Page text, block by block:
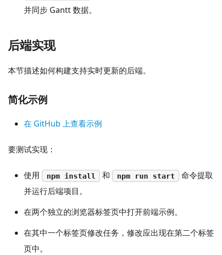
并同步 Gantt 数据。
后端实现
本节描述如何构建支持实时更新的后端。
简化示例
在 GitHub 上查看示例
要测试实现：
使用 npm install 和 npm run start
命令提取
并运行后端项目。
在两个独立的浏览器标签页中打开前端示例。
在其中一个标签页修改任务，修改应出现在第二个标签
页中。